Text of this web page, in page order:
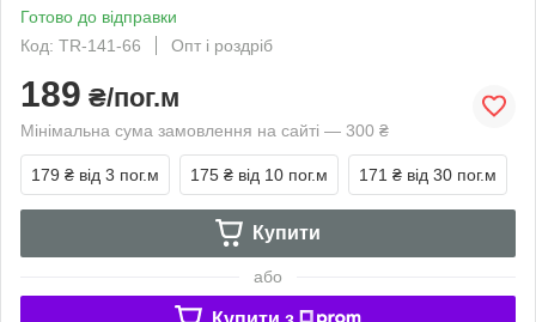
Готово до відправки
Код: ТR-141-66
Опт і роздріб
189 ₴/пог.м
Мінімальна сума замовлення на сайті — 300 ₴
179 ₴ від 3 пог.м 175 ₴ від 10 пог.м 171 ₴ від 30 пог.м
Купити
або